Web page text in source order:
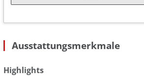
Ausstattungsmerkmale
Highlights